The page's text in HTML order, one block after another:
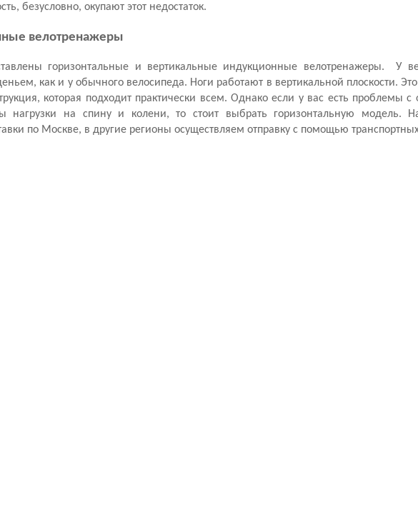
безусловно, окупают этот недостаток.
велотренажеры
горизонтальные и вертикальные индукционные велотренажеры. У
как и у обычного велосипеда. Ноги работают в вертикальной плоскости.
которая подходит практически всем. Однако если у вас есть проблемы
нагрузки на спину и колени, то стоит выбрать горизонтальную модель.
по Москве, в другие регионы осуществляем отправку с помощью